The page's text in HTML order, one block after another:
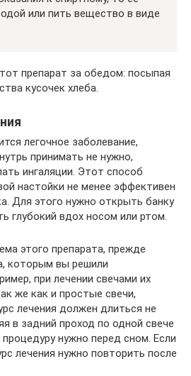
или пить вещество в виде
препарат за обедом: посыпая
кусочек хлеба.
легочное заболевание,
принимать не нужно,
ингаляции. Этот способ
настойки не менее эффективен
Для этого нужно открыть банку
глубокий вдох носом или ртом.
этого препарата, прежде
которым вы решили
при лечении свечами их
же как и простые свечи,
лечения должен длиться не
в задний проход по одной свече
нужно перед сном. Если
лечения нужно повторить после